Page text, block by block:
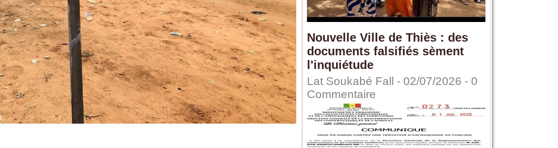
Nouvelle Ville de Thiès : des
documents falsifiés sèment
l'inquiétude
Lat Soukabé Fall - 02/07/2026 - 0
Commentaire